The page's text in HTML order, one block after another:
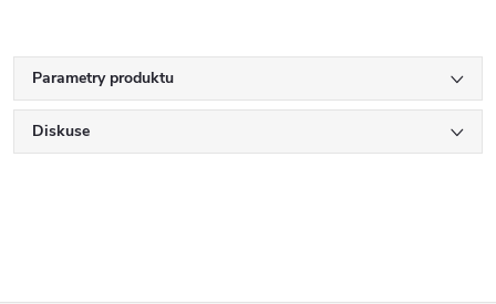
Parametry produktu
Diskuse